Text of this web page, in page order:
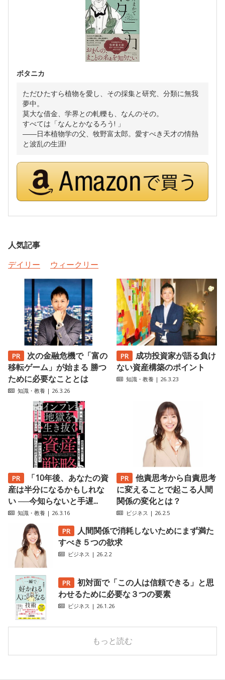
ボタニカ
ただひたすら植物を愛し、その採集と研究、分類に無我
夢中。
莫大な借金、学界との軋轢も、なんのその。
すべては「なんとかなるろう! 」
――日本植物学の父、牧野富太郎。愛すべき天才の情熱
と波乱の生涯!
人気記事
デイリー
ウィークリー
次の金融危機で「富の
移転ゲーム」が始まる 勝つ
ために必要なこととは
知識・教養 | 26.3.26
成功投資家が語る負け
ない資産構築のポイント
知識・教養 | 26.3.23
「10年後、あなたの資
産は半分になるかもしれな
い ──今知らないと手遅...
知識・教養 | 26.3.16
他責思考から自責思考
に変えることで起こる人間
関係の変化とは？
ビジネス | 26.2.5
人間関係で消耗しないためにまず満た
すべき５つの欲求
ビジネス | 26.2.2
初対面で「この人は信頼できる」と思
わせるために必要な３つの要素
ビジネス | 26.1.26
もっと読む